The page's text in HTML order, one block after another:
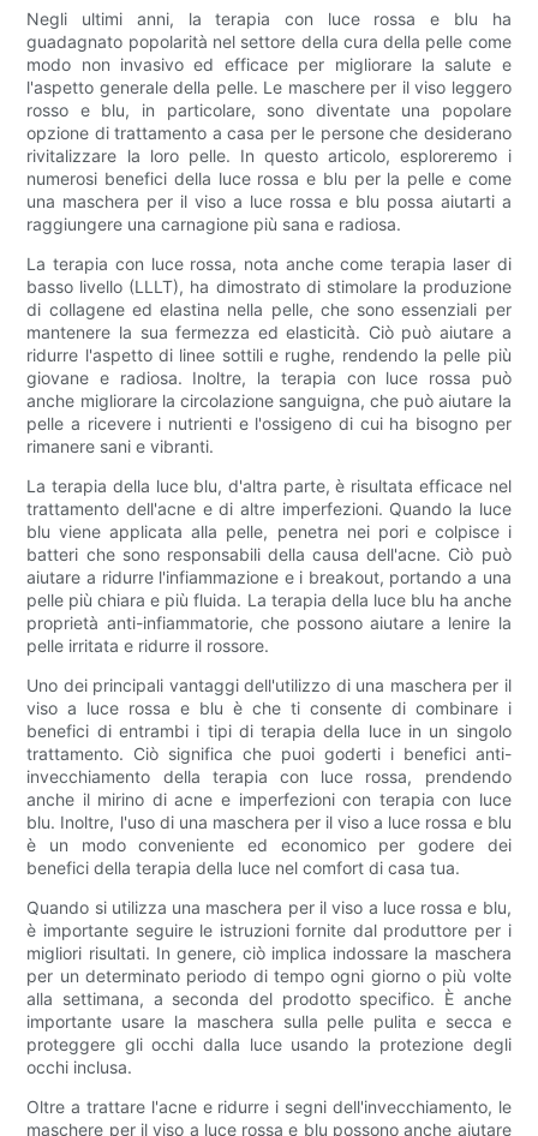
Negli ultimi anni, la terapia con luce rossa e blu ha
guadagnato popolarità nel settore della cura della pelle come
modo non invasivo ed efficace per migliorare la salute e
l'aspetto generale della pelle. Le maschere per il viso leggero
rosso e blu, in particolare, sono diventate una popolare
opzione di trattamento a casa per le persone che desiderano
rivitalizzare la loro pelle. In questo articolo, esploreremo i
numerosi benefici della luce rossa e blu per la pelle e come
una maschera per il viso a luce rossa e blu possa aiutarti a
raggiungere una carnagione più sana e radiosa.
La terapia con luce rossa, nota anche come terapia laser di
basso livello (LLLT), ha dimostrato di stimolare la produzione
di collagene ed elastina nella pelle, che sono essenziali per
mantenere la sua fermezza ed elasticità. Ciò può aiutare a
ridurre l'aspetto di linee sottili e rughe, rendendo la pelle più
giovane e radiosa. Inoltre, la terapia con luce rossa può
anche migliorare la circolazione sanguigna, che può aiutare la
pelle a ricevere i nutrienti e l'ossigeno di cui ha bisogno per
rimanere sani e vibranti.
La terapia della luce blu, d'altra parte, è risultata efficace nel
trattamento dell'acne e di altre imperfezioni. Quando la luce
blu viene applicata alla pelle, penetra nei pori e colpisce i
batteri che sono responsabili della causa dell'acne. Ciò può
aiutare a ridurre l'infiammazione e i breakout, portando a una
pelle più chiara e più fluida. La terapia della luce blu ha anche
proprietà anti-infiammatorie, che possono aiutare a lenire la
pelle irritata e ridurre il rossore.
Uno dei principali vantaggi dell'utilizzo di una maschera per il
viso a luce rossa e blu è che ti consente di combinare i
benefici di entrambi i tipi di terapia della luce in un singolo
trattamento. Ciò significa che puoi goderti i benefici anti-
invecchiamento della terapia con luce rossa, prendendo
anche il mirino di acne e imperfezioni con terapia con luce
blu. Inoltre, l'uso di una maschera per il viso a luce rossa e blu
è un modo conveniente ed economico per godere dei
benefici della terapia della luce nel comfort di casa tua.
Quando si utilizza una maschera per il viso a luce rossa e blu,
è importante seguire le istruzioni fornite dal produttore per i
migliori risultati. In genere, ciò implica indossare la maschera
per un determinato periodo di tempo ogni giorno o più volte
alla settimana, a seconda del prodotto specifico. È anche
importante usare la maschera sulla pelle pulita e secca e
proteggere gli occhi dalla luce usando la protezione degli
occhi inclusa.
Oltre a trattare l'acne e ridurre i segni dell'invecchiamento, le
maschere per il viso a luce rossa e blu possono anche aiutare